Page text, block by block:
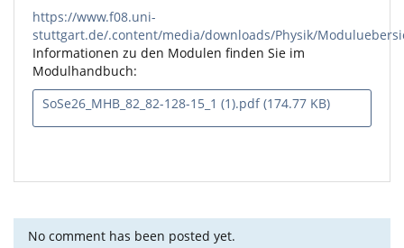
https://www.f08.uni-
stuttgart.de/.content/media/downloads/Physik/
Informationen zu den Modulen finden Sie im
Modulhandbuch:
SoSe26_MHB_82_82-128-15_1 (1).pdf (174.77 KB)
No comment has been posted yet.